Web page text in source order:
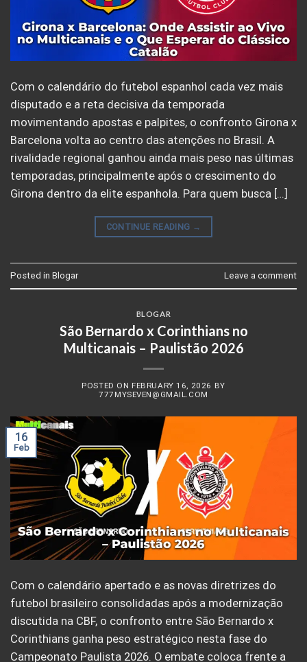
Com o calendário do futebol espanhol cada vez mais
disputado e a reta decisiva da temporada
movimentando apostas e palpites, o confronto Girona x
Barcelona volta ao centro das atenções no Brasil. A
rivalidade regional ganhou ainda mais peso nas últimas
temporadas, principalmente após o crescimento do
Girona dentro da elite espanhola. Para quem busca […]
CONTINUE READING →
Posted in Blogar Leave a comment
BLOGAR
São Bernardo x Corinthians no
Multicanais – Paulistão 2026
POSTED ON FEBRUARY 16, 2026 BY
777MYSEVEN@GMAIL.COM
16
Feb
Com o calendário apertado e as novas diretrizes do
futebol brasileiro consolidadas após a modernização
discutida na CBF, o confronto entre São Bernardo x
Corinthians ganha peso estratégico nesta fase do
Campeonato Paulista 2026. O embate coloca frente a